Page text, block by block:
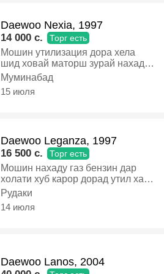
Daewoo Nexia, 1997
14 000 c. Торг есть
Мошин утилизация дора хела
шид ховай маторш зурай нахаду
завадит мекни мегири мерай
срочно харидори аник занг занен,
Газ-бензин, Механика, Седан
Муминабад
15 июля
Daewoo Leganza, 1997
16 500 c. Торг есть
Мошин нахаду газ бензин дар
холати хуб карор дорад утил хаст
документ 9 моха Дора шаройитм
хуб нес сабаб хамин хаст фикр
кнен бо момила Дора
Рудаки
14 июля
Daewoo Lanos, 2004